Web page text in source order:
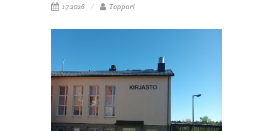
1.7.2026 Toppari